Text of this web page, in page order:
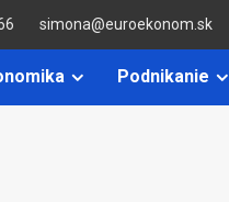
simona@euroekonom.sk
Podnikanie